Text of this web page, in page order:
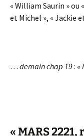
« William Saurin » ou
et Michel », « Jackie
… demain chap 19: «
« MARS 2221,